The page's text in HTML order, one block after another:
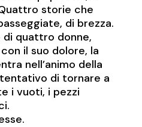
storie che
di brezza.
quattro donne,
il suo dolore, la
nell’animo della
di tornare a
i vuoti, i pezzi